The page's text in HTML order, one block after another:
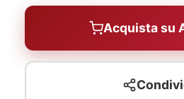
Acquista su